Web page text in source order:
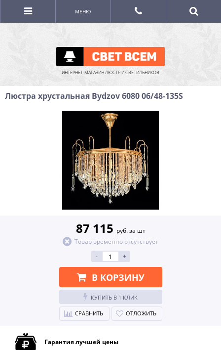
ИНТЕРНЕТ-МАГАЗИН ЛЮСТР И СВЕТИЛЬНИКОВ
МЕНЮ
Люстра хрустальная Bydzov 6080 06/48-135S
87 115 руб. за шт
Товар временно отсутствует
-
+
В КОРЗИНУ
КУПИТЬ В 1 КЛИК
СРАВНИТЬ ОТЛОЖИТЬ
Гарантия лучшей цены